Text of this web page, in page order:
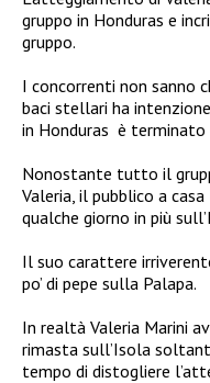
gruppo in Honduras e
gruppo.
I concorrenti non sanno
baci stellari ha
in Honduras è
Nonostante tutto il
Valeria, il pubblico a
qualche giorno in più
Il suo carattere
po’ di pepe sulla Palapa.
In realtà Valeria Marini
rimasta sull’Isola
tempo di distogliere